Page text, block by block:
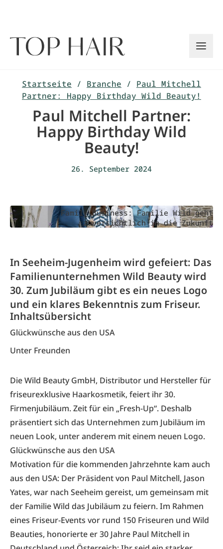
Startseite / Branche / Paul Mitchell
Partner: Happy Birthday Wild Beauty!
Paul Mitchell Partner:
Happy Birthday Wild
Beauty!
26. September 2024
Family Business: Familie Wild geht
zuversichtlich in die Zukunft
In Seeheim-Jugenheim wird gefeiert: Das
Familienunternehmen Wild Beauty wird
30. Zum Jubiläum gibt es ein neues Logo
und ein klares Bekenntnis zum Friseur.
Inhaltsübersicht
Glückwünsche aus den USA
Unter Freunden
Die Wild Beauty GmbH, Distributor und Hersteller für
friseurexklusive Haarkosmetik, feiert ihr 30.
Firmenjubiläum. Zeit für ein „Fresh-Up“. Deshalb
präsentiert sich das Unternehmen zum Jubiläum im
neuen Look, unter anderem mit einem neuen Logo.
Glückwünsche aus den USA
Motivation für die kommenden Jahrzehnte kam auch
aus den USA: Der Präsident von Paul Mitchell, Jason
Yates, war nach Seeheim gereist, um gemeinsam mit
der Familie Wild das Jubiläum zu feiern. Im Rahmen
eines Friseur-Events vor rund 150 Friseuren und Wild
Beauties, honorierte er 30 Jahre Paul Mitchell in